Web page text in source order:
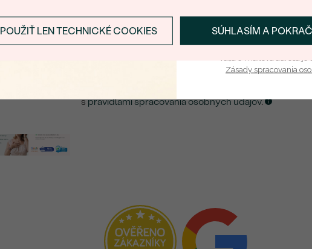
SÚHLASÍM A
POUŽIŤ LEN TECHNICKÉ COOKIES
ZASLAŤ UPOZORNENIE NA TENTO
spravidlami spracovania osobných údajov.
Prihlásiť sa a
Zásady spracovania